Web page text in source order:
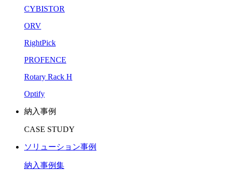
CYBISTOR
ORV
RightPick
PROFENCE
Rotary Rack H
Optify
納入事例
CASE STUDY
ソリューション事例
納入事例集